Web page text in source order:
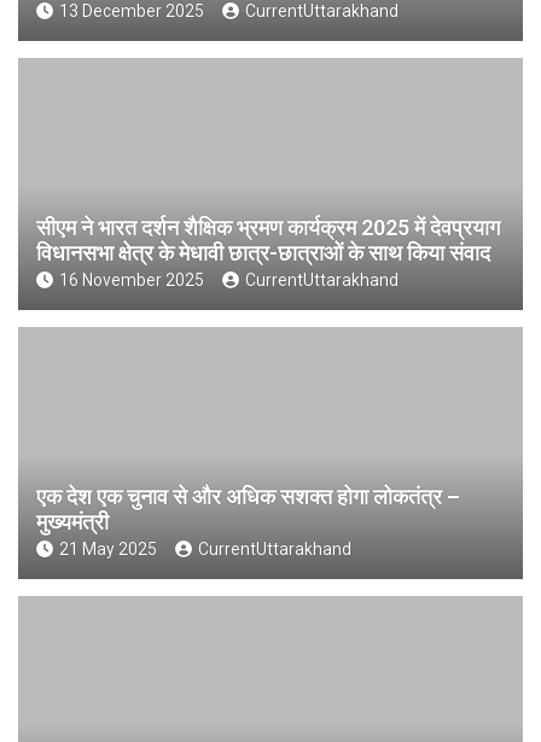
13 December 2025 CurrentUttarakhand
सीएम ने भारत दर्शन शैक्षिक भ्रमण कार्यक्रम 2025 में देवप्रयाग
विधानसभा क्षेत्र के मेधावी छात्र-छात्राओं के साथ किया संवाद
16 November 2025 CurrentUttarakhand
एक देश एक चुनाव से और अधिक सशक्त होगा लोकतंत्र –
मुख्यमंत्री
21 May 2025 CurrentUttarakhand